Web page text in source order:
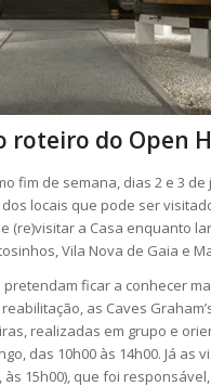
roteiro do Open
fim de semana, dias 2 e 3 de
locais que pode ser
(re)visitar a Casa enquanto
Vila Nova de Gaia e
ficar a conhecer
as Caves
realizadas em grupo e
das 10h00 às 14h00. Já as
15h00), que foi